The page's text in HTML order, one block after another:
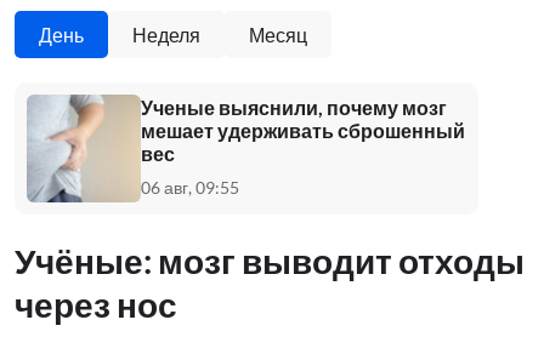
День Неделя Месяц
Ученые выяснили, почему мозг
мешает удерживать сброшенный
вес
06 авг, 09:55
Учёные: мозг выводит отходы
через нос